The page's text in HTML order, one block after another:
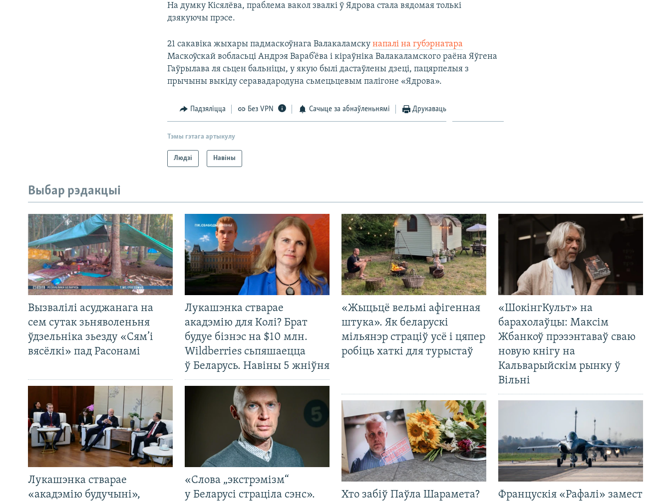
На думку Кісялёва, праблема вакол звалкі ў Ядрова стала вядомая толькі
дзякуючы прэсе.
21 сакавіка жыхары падмаскоўнага Валакаламскунапалі на губэрнатара
Маскоўскай вобласьці Андрэя Вараб’ёва і кіраўніка Валакаламского раёна Яўгена
Гаўрылава ля сьцен бальніцы, у якую былі дастаўлены дзеці, пацярпелыя з
прычыны выкіду серавадароду​на сьмецьцевым палігоне «Ядрова».
Падзяліцца Без VPN Сачыце за абнаўленьнямі Друкаваць
Тэмы гэтага артыкулу
Людзі Навіны
Выбар рэдакцыі
Вызвалілі асуджанага на
сем сутак зьняволеньня
ўдзельніка зьезду «Сям’і
вясёлкі» пад Расонамі
Лукашэнка стварае
акадэмію для Колі? Брат
будуе бізнэс на $10 млн.
Wildberries сьпяшаецца
ў Беларусь. Навіны 5 жніўня
Лукашэнка стварае
«акадэмію будучыні»,
«Слова „экстрэмізм“
у Беларусі страціла сэнс».
«Жыцьцё вельмі афігенная
штука». Як беларускі
мільянэр страціў усё і цяпер
робіць хаткі для турыстаў
«ШокінгКульт» на
барахолаўцы: Максім
Жбанкоў прэзэнтаваў сваю
новую кнігу на
Кальварыйскім рынку ў
Вільні
Хто забіў Паўла Шарамета?
Францускія «Рафалі» замест